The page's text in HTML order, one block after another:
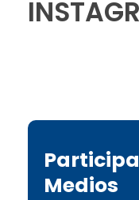
Medios